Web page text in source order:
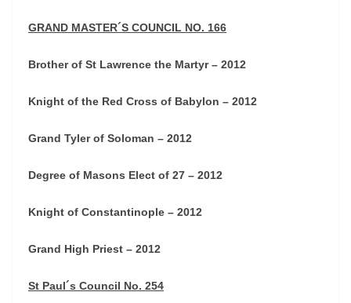
GRAND MASTER´S COUNCIL NO. 166
Brother of St Lawrence the Martyr – 2012
Knight of the Red Cross of Babylon – 2012
Grand Tyler of Soloman – 2012
Degree of Masons Elect of 27 – 2012
Knight of Constantinople – 2012
Grand High Priest – 2012
St Paul´s Council No. 254